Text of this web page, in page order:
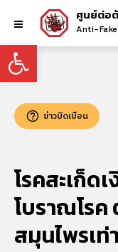
Open toolbar
ศูนย์ต่อ
Anti-
ข่าวบิดเบือน
โรคสะเก็ด
โบราณโร
สมุนไพรเท่